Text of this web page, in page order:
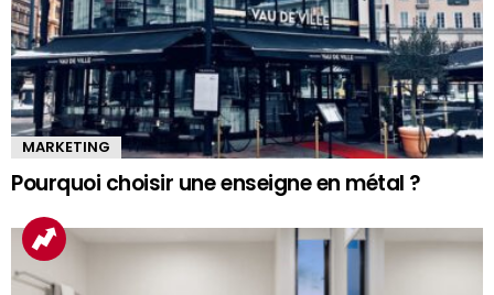
MARKETING
Pourquoi choisir une enseigne en métal ?